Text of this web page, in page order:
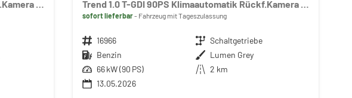
sofort lieferbar Fahrzeug mit Tageszulassung
Fahrzeugnr. 16966 Getriebe Schaltgetriebe
Kraftstoff Benzin Außenfarbe Lumen Grey
Leistung 66 kW (90 PS) Kilometerstand 2 km
13.05.2026